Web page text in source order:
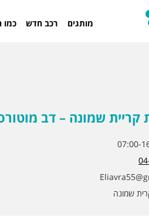
מותגים רכב חדש
קריית שמונה – דב